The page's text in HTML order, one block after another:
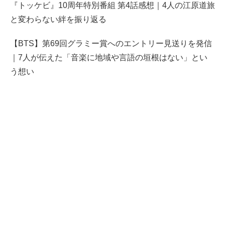
『トッケビ』10周年特別番組 第4話感想｜4人の江原道旅
と変わらない絆を振り返る
【BTS】第69回グラミー賞へのエントリー見送りを発信
｜7人が伝えた「音楽に地域や言語の垣根はない」とい
う想い